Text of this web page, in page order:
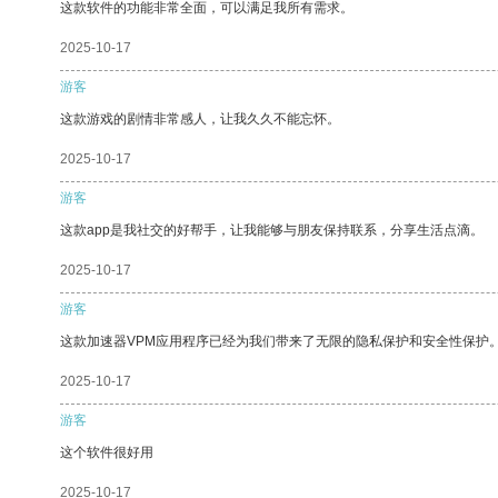
这款软件的功能非常全面，可以满足我所有需求。
2025-10-17
游客
这款游戏的剧情非常感人，让我久久不能忘怀。
2025-10-17
游客
这款app是我社交的好帮手，让我能够与朋友保持联系，分享生活点滴。
2025-10-17
游客
这款加速器VPM应用程序已经为我们带来了无限的隐私保护和安全性保护
2025-10-17
游客
这个软件很好用
2025-10-17